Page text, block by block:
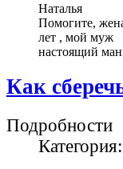
Наталья
Помогите,
лет , мой муж
настоящий
Как
Подробности
Категория: